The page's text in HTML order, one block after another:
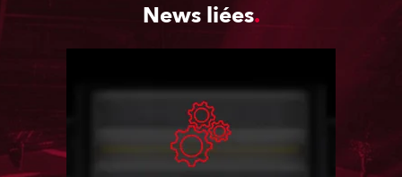
News liées